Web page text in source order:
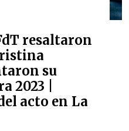
resaltaron
su
2023 |
acto en La